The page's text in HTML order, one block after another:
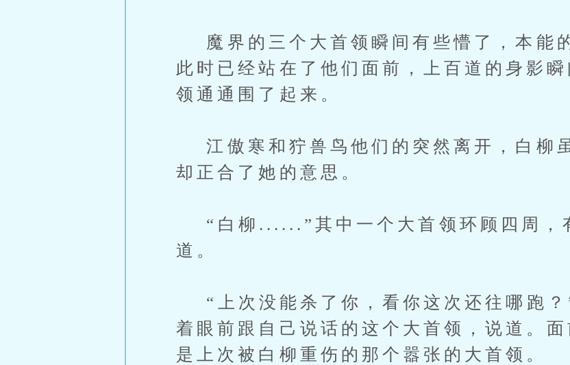
魔界的三个大首领瞬间有些懵了，本能
此时已经站在了他们面前，上百道的身影
领通通围了起来。
江傲寒和狞兽鸟他们的突然离开，白柳
却正合了她的意思。
“白柳......”其中一个大首领环顾四周，
道。
“上次没能杀了你，看你这次还往哪跑？
着眼前跟自己说话的这个大首领，说道。
是上次被白柳重伤的那个嚣张的大首领。